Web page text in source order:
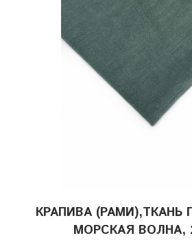
КРАПИВА (РАМИ),ТКАНЬ
МОРСКАЯ ВОЛНА,